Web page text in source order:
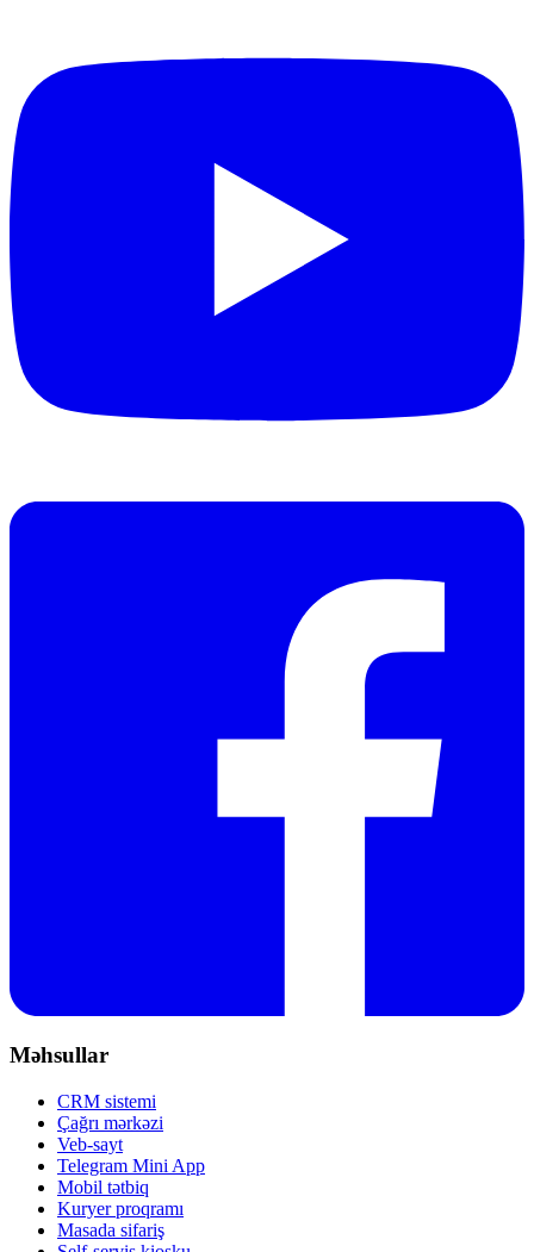
Məhsullar
CRM sistemi
Çağrı mərkəzi
Veb-sayt
Telegram Mini App
Mobil tətbiq
Kuryer proqramı
Masada sifariş